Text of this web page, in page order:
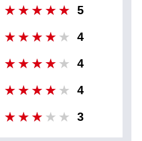
5
4
4
4
3